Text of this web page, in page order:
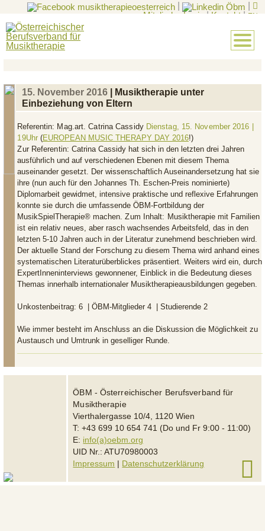
Mitglieder-Login
| Kontakt | EN
15. November 2016 | Musiktherapie unter
Einbeziehung von Eltern
Referentin: Mag.art. Catrina Cassidy Dienstag, 15. November 2016 |
19Uhr(EUROPEAN MUSIC THERAPY DAY 2016!)
Zur Referentin: Catrina Cassidy hat sich in den letzten drei Jahren
ausführlich und auf verschiedenen Ebenen mit diesem Thema
auseinander gesetzt. Der wissenschaftlich Auseinandersetzung hat sie
ihre (nun auch für den Johannes Th. Eschen-Preis nominierte)
Diplomarbeit gewidmet, intensive praktische und reflexive Erfahrungen
konnte sie durch die umfassende ÖBM-Fortbildung der
MusikSpielTherapie® machen.Zum Inhalt: Musiktherapie mit Familien
ist ein relativ neues, aber rasch wachsendes Arbeitsfeld, das in den
letzten 5-10 Jahren auch in der Literatur zunehmend beschrieben wird.
Der aktuelle Stand der Forschung zu diesem Thema wird anhand eines
systematischen Literaturüberblickes präsentiert. Weiters wird ein, durch
ExpertInneninterviews gewonnener, Einblick in die Bedeutung dieses
Themas innerhalb internationaler Musiktherapieausbildungen gegeben.
Unkostenbeitrag: 6  | ÖBM-Mitglieder 4  | Studierende 2 
Wie immer besteht im Anschluss an die Diskussion die Möglichkeit zu
Austausch und Umtrunk in geselliger Runde.
ÖBM - Österreichischer Berufsverband für
Musiktherapie
Vierthalergasse 10/4, 1120 Wien
T: +43 699 10 654 741 (Do und Fr 9:00 - 11:00)
E: info(a)oebm.org
UID Nr.: ATU70980003
Impressum
Datenschutzerklärung